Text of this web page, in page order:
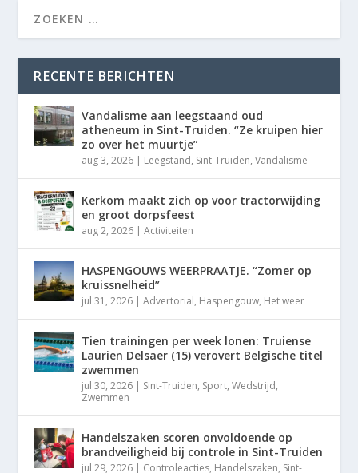
RECENTE BERICHTEN
Vandalisme aan leegstaand oud
atheneum in Sint-Truiden. “Ze kruipen hier
zo over het muurtje”
aug 3, 2026 | Leegstand, Sint-Truiden,Vandalisme
Kerkom maakt zich op voor tractorwijding
en groot dorpsfeest
aug 2, 2026 |Activiteiten
HASPENGOUWS WEERPRAATJE. “Zomer op
kruissnelheid”
jul 31, 2026 |Advertorial, Haspengouw, Het weer
Tien trainingen per week lonen: Truiense
Laurien Delsaer (15) verovert Belgische titel
zwemmen
jul 30, 2026 | Sint-Truiden, Sport,Wedstrijd,
Zwemmen
Handelszaken scoren onvoldoende op
brandveiligheid bij controle in Sint-Truiden
jul 29, 2026 | Controleacties, Handelszaken, Sint-